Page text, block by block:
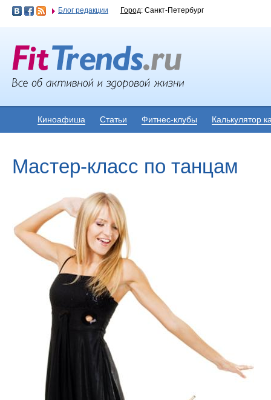
Блог редакции Город: Санкт-Петербург
Киноафиша Статьи Фитнес-клубы Калькулятор
Мастер-класс по танцам